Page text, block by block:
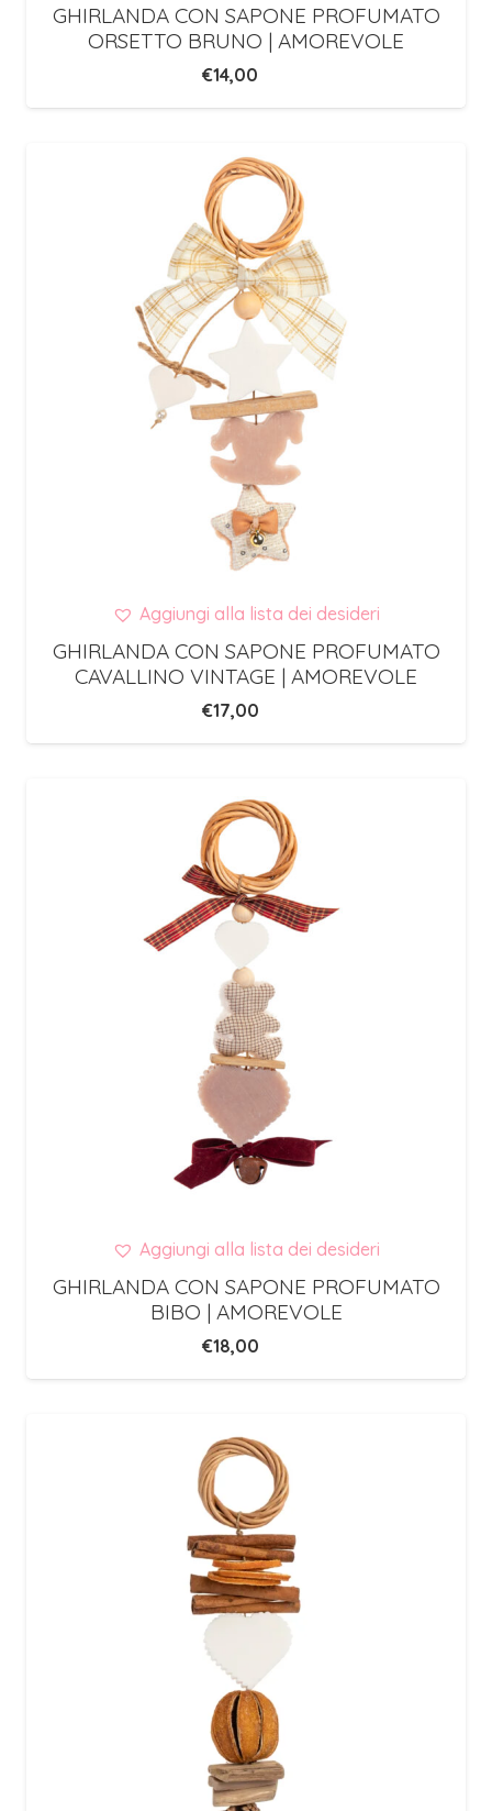
GHIRLANDA CON SAPONE PROFUMATO
ORSETTO BRUNO | AMOREVOLE
€14,00
Aggiungi alla lista dei desideri
GHIRLANDA CON SAPONE PROFUMATO
CAVALLINO VINTAGE | AMOREVOLE
€17,00
Aggiungi alla lista dei desideri
GHIRLANDA CON SAPONE PROFUMATO
BIBO | AMOREVOLE
€18,00